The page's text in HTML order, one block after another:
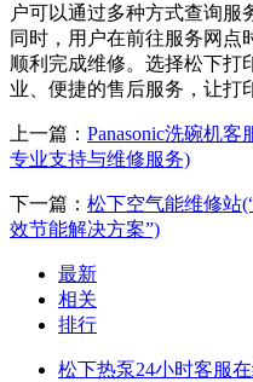
户可以通过多种方式查询服
同时，用户在前往服务网点
顺利完成维修。选择松下打
业、便捷的售后服务，让打
上一篇： Panasonic洗碗机客
专业支持与维修服务)
下一篇： 松下空气能维修站
效节能解决方案”)
最新
相关
排行
松下热泵24小时客服